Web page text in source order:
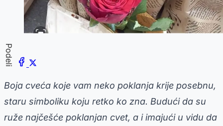
Podeli
Boja cveća koje vam neko poklanja krije posebnu,
staru simboliku koju retko ko zna. Budući da su
ruže najčešće poklanjan cvet, a i imajući u vidu da